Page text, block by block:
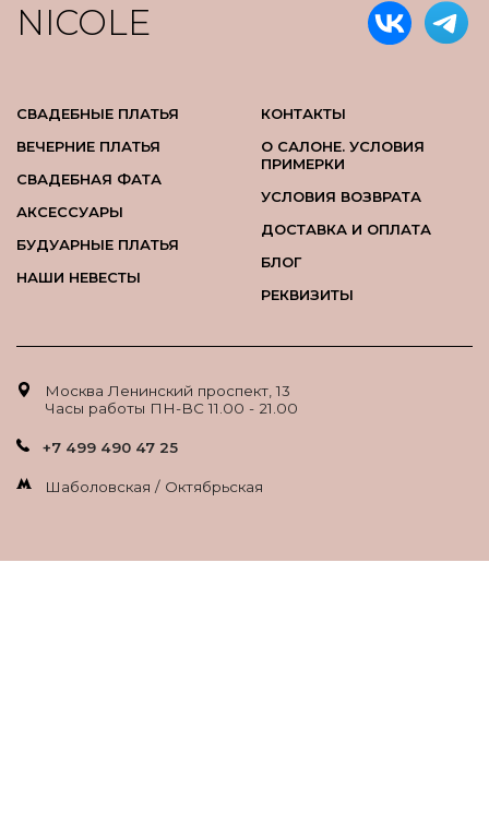
NICOLE
СВАДЕБНЫЕ ПЛАТЬЯ
ВЕЧЕРНИЕ ПЛАТЬЯ
СВАДЕБНАЯ ФАТА
АКСЕССУАРЫ
БУДУАРНЫЕ ПЛАТЬЯ
НАШИ НЕВЕСТЫ
КОНТАКТЫ
О САЛОНЕ. УСЛОВИЯ
ПРИМЕРКИ
УСЛОВИЯ ВОЗВРАТА
ДОСТАВКА И ОПЛАТА
БЛОГ
РЕКВИЗИТЫ
Москва Ленинский проспект, 13
Часы работы ПН-ВС 11.00 - 21.00
+7 499 490 47 25
Шаболовская / Октябрьская